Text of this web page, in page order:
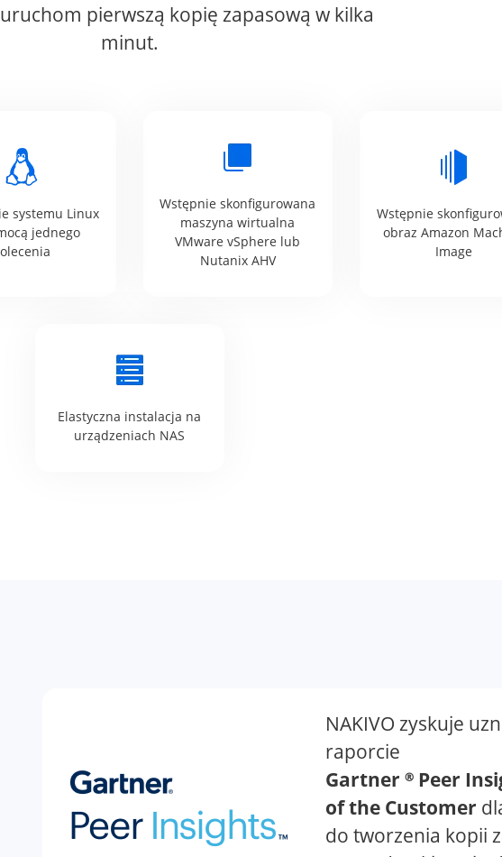
pierwszą kopię zapasową w kilka
minut.
systemu Linux
jednego
Wstępnie skonfigurowana
maszyna wirtualna
VMware vSphere lub
Nutanix AHV
Wstępnie
obraz Amazon
Image
Elastyczna instalacja na
urządzeniach NAS
NAKIVO zyskuje
raporcie
Gartner® Peer
of the Customer
do tworzenia kopii